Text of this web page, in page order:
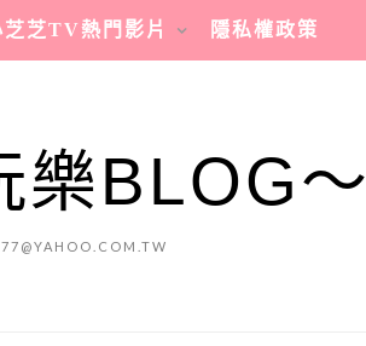
芝芝TV熱門影片 隱私權政策
樂BLOG～